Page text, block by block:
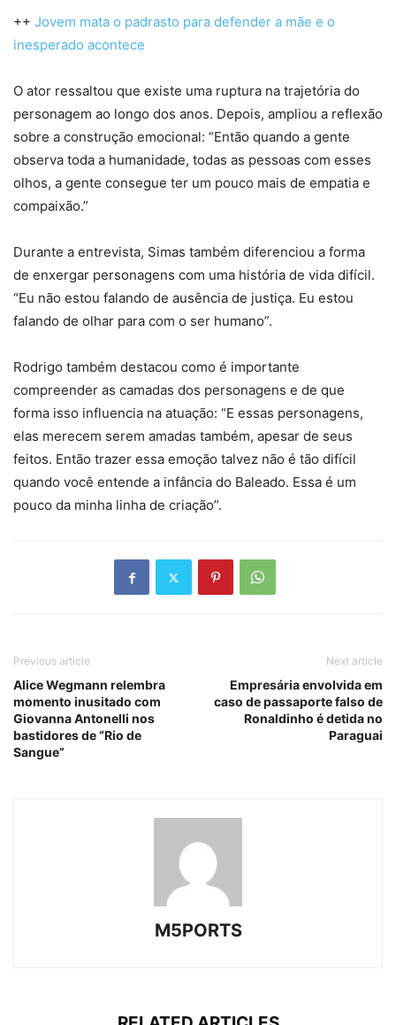
++ Jovem mata o padrasto para defender a mãe e o
inesperado acontece
O ator ressaltou que existe uma ruptura na trajetória do
personagem ao longo dos anos. Depois, ampliou a reflexão
sobre a construção emocional: “Então quando a gente
observa toda a humanidade, todas as pessoas com esses
olhos, a gente consegue ter um pouco mais de empatia e
compaixão.”
Durante a entrevista, Simas também diferenciou a forma
de enxergar personagens com uma história de vida difícil.
“Eu não estou falando de ausência de justiça. Eu estou
falando de olhar para com o ser humano”.
Rodrigo também destacou como é importante
compreender as camadas dos personagens e de que
forma isso influencia na atuação: “E essas personagens,
elas merecem serem amadas também, apesar de seus
feitos. Então trazer essa emoção talvez não é tão difícil
quando você entende a infância do Baleado. Essa é um
pouco da minha linha de criação”.
Previous article
Alice Wegmann relembra
momento inusitado com
Giovanna Antonelli nos
bastidores de “Rio de
Sangue”
Next article
Empresária envolvida em
caso de passaporte falso de
Ronaldinho é detida no
Paraguai
M5PORTS